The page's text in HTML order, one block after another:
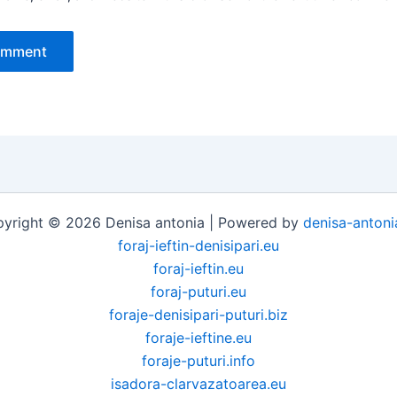
© 2026 Denisa antonia | Powered by denisa-
foraj-ieftin-denisipari.eu
foraj-ieftin.eu
foraj-puturi.eu
foraje-denisipari-puturi.biz
foraje-ieftine.eu
foraje-puturi.info
isadora-clarvazatoarea.eu